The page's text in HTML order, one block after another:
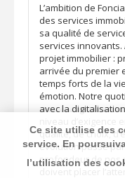
L’ambition de
des services
sa qualité de
services innovants.
projet immobilier :
arrivée du premier
temps forts de la
émotion. Notre
avec la
qualité, de choix,
évolution passe
profondeur de nos
doivent placer
Ce site utilise des
service. En
l’utilisation des